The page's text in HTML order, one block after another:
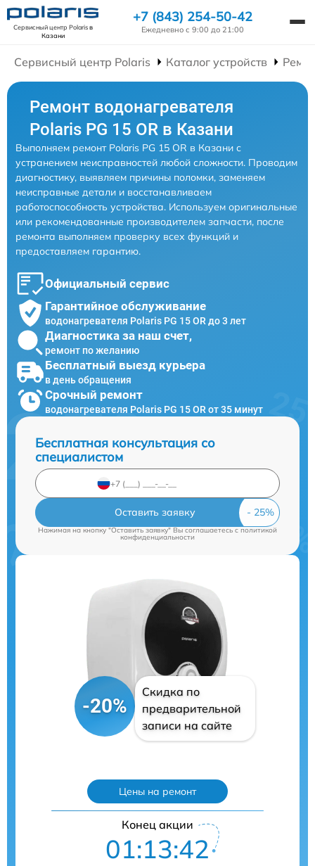
Сервисный центр Polarisв
Казани
+7 (843) 254-50-42
Ежедневно с 9:00 до 21:00
Сервисный центр Polaris Каталог устройств
Ремонт водонагревателя
Polaris PG 15 OR в Казани
Выполняем ремонт Polaris PG 15 OR в Казани с
устранением неисправностей любой сложности. Проводим
диагностику, выявляем причины поломки, заменяем
неисправные детали и восстанавливаем
работоспособность устройства. Используем оригинальные
или рекомендованные производителем запчасти, после
ремонта выполняем проверку всех функций и
предоставляем гарантию.
Официальный сервис
Гарантийное обслуживание
водонагревателя Polaris PG 15 OR до 3 лет
Диагностика за наш счет,
ремонт по желанию
Бесплатный выезд курьера
в день обращения
Срочный ремонт
водонагревателя Polaris PG 15 OR от 35 минут
Бесплатная консультация со
специалистом
Оставить заявку
Нажимая на кнопку "Оставить заявку" Вы соглашаетесь cполитикой
конфиденциальности
-20%
Скидка по
предварительной
записи на сайте
Цены на ремонт
Конец акции
01:13:40